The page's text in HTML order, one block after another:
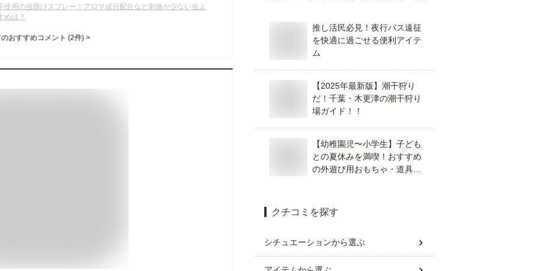
使用の虫除けスプレー！アロマ成分配合など刺激が少ない虫よ
めは？
おすすめコメント (2件) >
推し活民必見！夜行バス遠征
を快適に過ごせる便利アイテ
ム
【2025年最新版】潮干狩り
だ！千葉・木更津の潮干狩り
場ガイド！！
【幼稚園児〜小学生】子ども
との夏休みを満喫！おすすめ
の外遊び用おもちゃ・道具を
クチコミを探す
シチュエーションから選ぶ